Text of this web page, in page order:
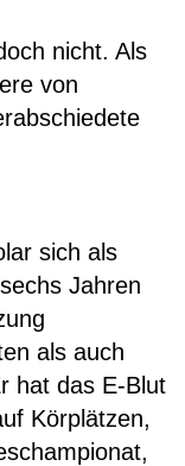
nicht. Als
von
sich als
Jahren
als auch
hat das E-Blut
Körplätzen,